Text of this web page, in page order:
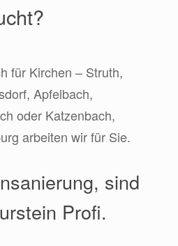
für Kirchen – Struth,
Apfelbach,
oder Katzenbach,
arbeiten wir für Sie.
sind
Profi.